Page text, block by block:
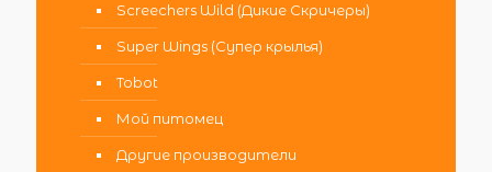
Screechers Wild (Дикие Скричеры)
Super Wings (Супер крылья)
Tobot
Мой питомец
Другие производители